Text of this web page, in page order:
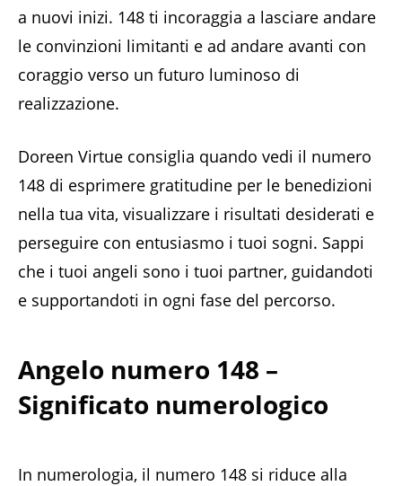
a nuovi inizi. 148 ti incoraggia a lasciare andare
le convinzioni limitanti e ad andare avanti con
coraggio verso un futuro luminoso di
realizzazione.
Doreen Virtue consiglia quando vedi il numero
148 di esprimere gratitudine per le benedizioni
nella tua vita, visualizzare i risultati desiderati e
perseguire con entusiasmo i tuoi sogni. Sappi
che i tuoi angeli sono i tuoi partner, guidandoti
e supportandoti in ogni fase del percorso.
Angelo numero 148 –
Significato numerologico
In numerologia, il numero 148 si riduce alla